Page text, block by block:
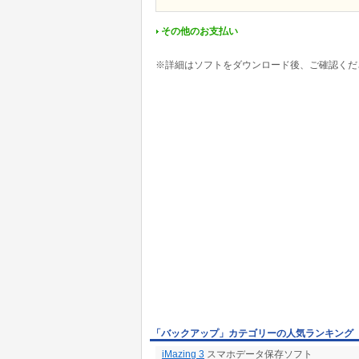
その他のお支払い
※詳細はソフトをダウンロード後、ご確認く
「バックアップ」カテゴリーの人気ランキング
iMazing 3 スマホデータ保存ソフト